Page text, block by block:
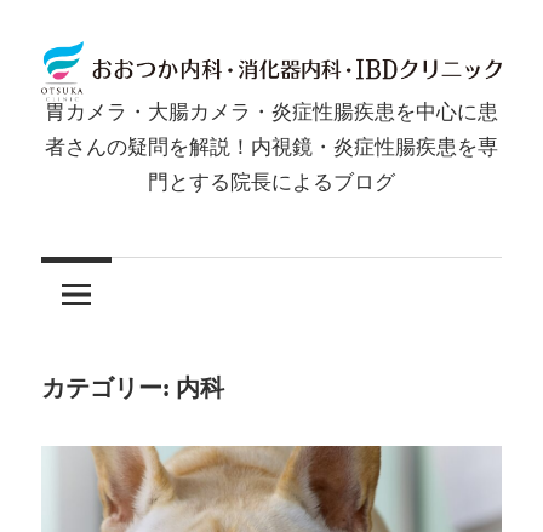
ン
テ
ン
ツ
キ
胃
メ
ラ・
大
腸
胃カメラ・大腸カメラ・炎症性腸疾患を中心に患
者さんの疑問を解説！内視鏡・炎症性腸疾患を専
門とする院長によるブログ
カテゴリー: 内科